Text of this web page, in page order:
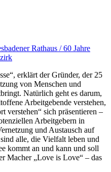
Rathaus / 60 Jahre
erklärt der Gründer, der 25
von Menschen und
Natürlich geht es darum,
Arbeitgebende verstehen,
verstehen“ sich präsentieren –
Arbeitgebern in
und Austausch auf
alle, die Vielfalt leben und
kommt an und kann und soll
Macher „Love is Love“ – das